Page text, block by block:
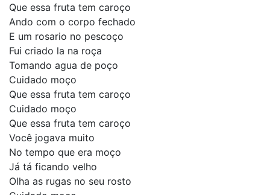
Que essa fruta tem caroço
Ando com o corpo fechado
E um rosario no pescoço
Fui criado la na roça
Tomando agua de poço
Cuidado moço
Que essa fruta tem caroço
Cuidado moço
Que essa fruta tem caroço
Você jogava muito
No tempo que era moço
Já tá ficando velho
Olha as rugas no seu rosto